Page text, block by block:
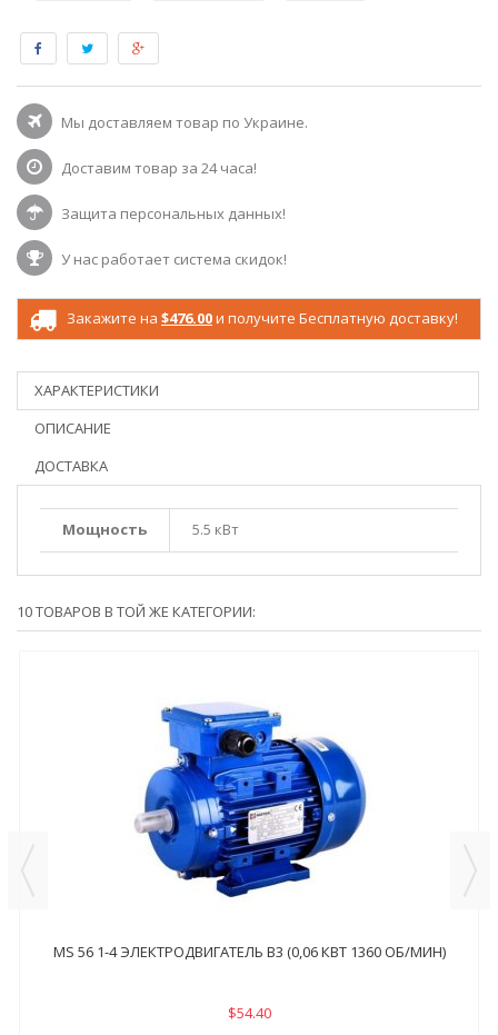
Мы доставляем товар по Украине.
Доставим товар за 24 часа!
Защита персональных данных!
У нас работает система скидок!
Закажите на $476.00и получите Бесплатную доставку!
ХАРАКТЕРИСТИКИ
ОПИСАНИЕ
ДОСТАВКА
Мощность 5.5 кВт
10 ТОВАРОВ В ТОЙ ЖЕ КАТЕГОРИИ:
MS 56 1-4 ЭЛЕКТРОДВИГАТЕЛЬ B3 (0,06 КВТ 1360 ОБ/МИН)
$54.40